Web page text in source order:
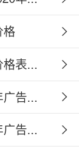
格
表...
广告...
广告...